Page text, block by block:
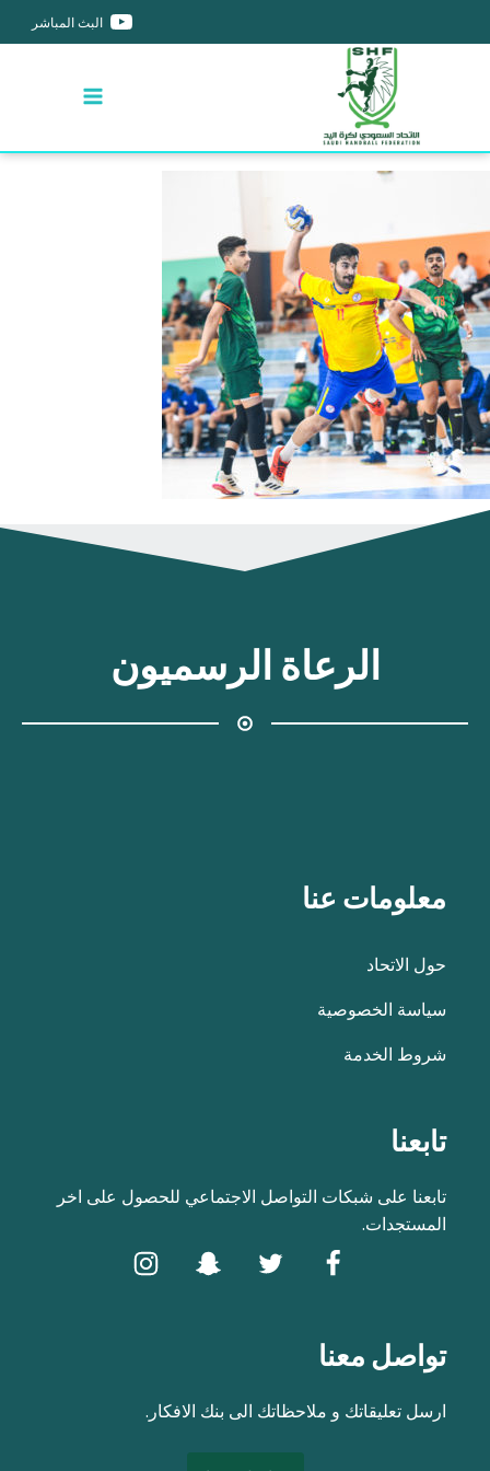
البث المباشر
الرعاة الرسميون
معلومات عنا
حول الاتحاد
سياسة الخصوصية
شروط الخدمة
تابعنا
تابعنا على شبكات التواصل الاجتماعي للحصول على اخر
المستجدات.
تواصل معنا
ارسل تعليقاتك و ملاحظاتك الى بنك الافكار.